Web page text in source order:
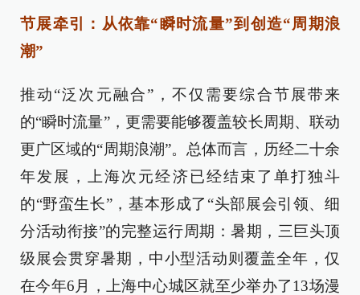
节展牵引：从依靠“瞬时流量”到创造“周期浪
潮”
推动“泛次元融合”，不仅需要综合节展带来
的“瞬时流量”，更需要能够覆盖较长周期、联动
更广区域的“周期浪潮”。总体而言，历经二十余
年发展，上海次元经济已经结束了单打独斗
的“野蛮生长”，基本形成了“头部展会引领、细
分活动衔接”的完整运行周期：暑期，三巨头顶
级展会贯穿暑期，中小型活动则覆盖全年，仅
在今年6月，上海中心城区就至少举办了13场漫